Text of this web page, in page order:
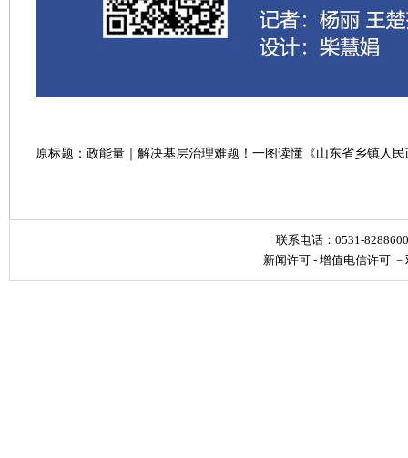
原标题：政能量｜解决基层治理难题！一图读懂《山东省乡镇人
联系电话：0531-
新闻许可- 增值电信许可－